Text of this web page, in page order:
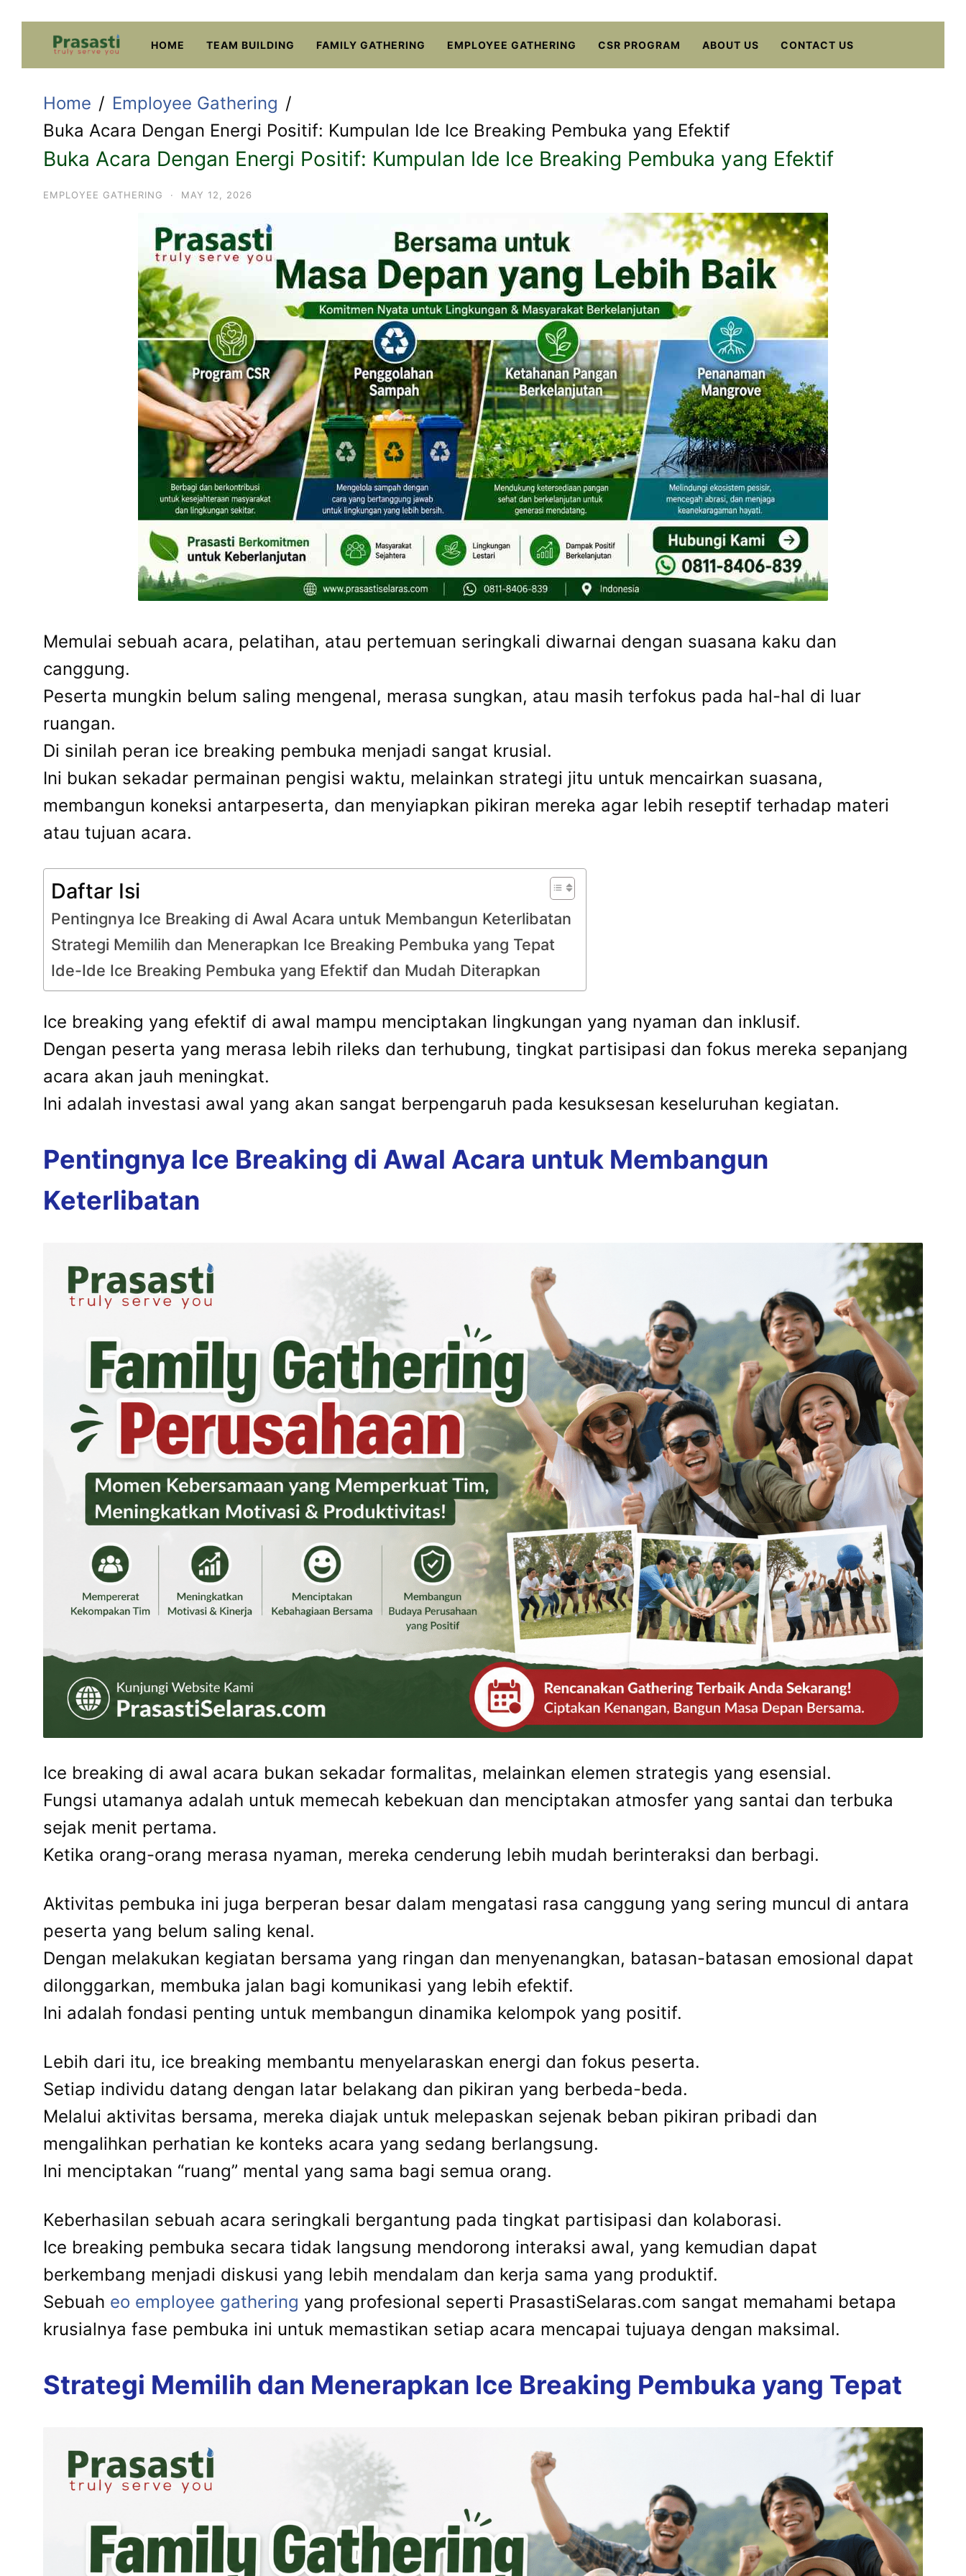
content
HOME TEAM BUILDING FAMILY GATHERING EMPLOYEE GATHERING CSR PROGRAM ABOUT US CONTACT US
Home
Employee Gathering
Buka Acara Dengan Energi Positif: Kumpulan Ide Ice Breaking Pembuka yang Efektif
Buka Acara Dengan Energi Positif: Kumpulan Ide Ice Breaking Pembuka yang Efektif
EMPLOYEE GATHERING · MAY 12, 2026
Memulai sebuah acara, pelatihan, atau pertemuan seringkali diwarnai dengan suasana kaku dan
canggung.
Peserta mungkin belum saling mengenal, merasa sungkan, atau masih terfokus pada hal-hal di luar
ruangan.
Di sinilah peran ice breaking pembuka menjadi sangat krusial.
Ini bukan sekadar permainan pengisi waktu, melainkan strategi jitu untuk mencairkan suasana,
membangun koneksi antarpeserta, dan menyiapkan pikiran mereka agar lebih reseptif terhadap materi
atau tujuan acara.
Daftar Isi
Pentingnya Ice Breaking di Awal Acara untuk Membangun Keterlibatan
Strategi Memilih dan Menerapkan Ice Breaking Pembuka yang Tepat
Ide-Ide Ice Breaking Pembuka yang Efektif dan Mudah Diterapkan
Ice breaking yang efektif di awal mampu menciptakan lingkungan yang nyaman dan inklusif.
Dengan peserta yang merasa lebih rileks dan terhubung, tingkat partisipasi dan fokus mereka sepanjang
acara akan jauh meningkat.
Ini adalah investasi awal yang akan sangat berpengaruh pada kesuksesan keseluruhan kegiatan.
Pentingnya Ice Breaking di Awal Acara untuk Membangun
Keterlibatan
Ice breaking di awal acara bukan sekadar formalitas, melainkan elemen strategis yang esensial.
Fungsi utamanya adalah untuk memecah kebekuan dan menciptakan atmosfer yang santai dan terbuka
sejak menit pertama.
Ketika orang-orang merasa nyaman, mereka cenderung lebih mudah berinteraksi dan berbagi.
Aktivitas pembuka ini juga berperan besar dalam mengatasi rasa canggung yang sering muncul di antara
peserta yang belum saling kenal.
Dengan melakukan kegiatan bersama yang ringan dan menyenangkan, batasan-batasan emosional dapat
dilonggarkan, membuka jalan bagi komunikasi yang lebih efektif.
Ini adalah fondasi penting untuk membangun dinamika kelompok yang positif.
Lebih dari itu, ice breaking membantu menyelaraskan energi dan fokus peserta.
Setiap individu datang dengan latar belakang dan pikiran yang berbeda-beda.
Melalui aktivitas bersama, mereka diajak untuk melepaskan sejenak beban pikiran pribadi dan
mengalihkan perhatian ke konteks acara yang sedang berlangsung.
Ini menciptakan “ruang” mental yang sama bagi semua orang.
Keberhasilan sebuah acara seringkali bergantung pada tingkat partisipasi dan kolaborasi.
Ice breaking pembuka secara tidak langsung mendorong interaksi awal, yang kemudian dapat
berkembang menjadi diskusi yang lebih mendalam dan kerja sama yang produktif.
Sebuah eo employee gathering yang profesional seperti PrasastiSelaras.com sangat memahami betapa
krusialnya fase pembuka ini untuk memastikan setiap acara mencapai tujuaya dengan maksimal.
Strategi Memilih dan Menerapkan Ice Breaking Pembuka yang Tepat